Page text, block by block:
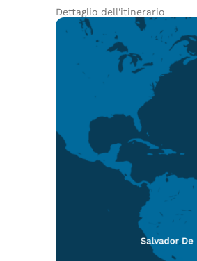
Dettaglio dell'itinerario